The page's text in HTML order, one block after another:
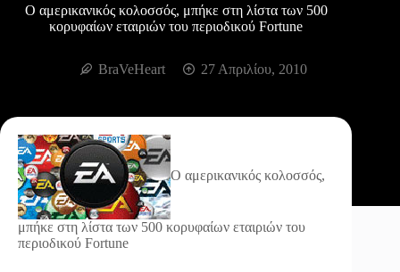
Ο αμερικανικός κολοσσός, μπήκε στη λίστα των 500
κορυφαίων εταιριών του περιοδικού Fortune
BraVeHeart 27 Απριλίου, 2010
Ο αμερικανικός κολοσσός,
μπήκε στη λίστα των 500 κορυφαίων εταιριών του
περιοδικού Fortune